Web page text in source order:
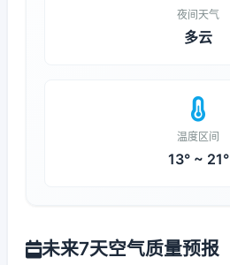
夜间天气
多云
温度区间
13° ~ 21°
未来7天空气质量预报